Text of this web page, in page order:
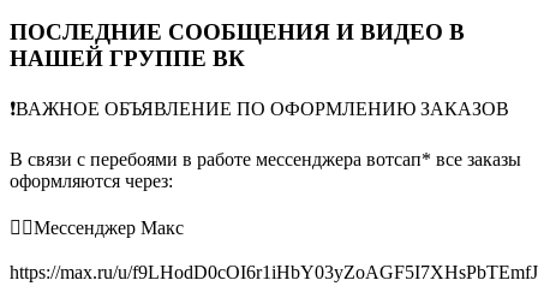
ПОСЛЕДНИЕ СООБЩЕНИЯ И ВИДЕО В
НАШЕЙ ГРУППЕ ВК
❗️ВАЖНОЕ ОБЪЯВЛЕНИЕ ПО ОФОРМЛЕНИЮ ЗАКАЗОВ
В связи с перебоями в работе мессенджера вотсап* все заказы
оформляются через:
👉🏻Мессенджер Макс
https://max.ru/u/